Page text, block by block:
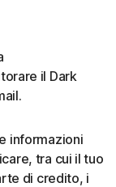
il Dark
informazioni
tra cui il tuo
di credito, i